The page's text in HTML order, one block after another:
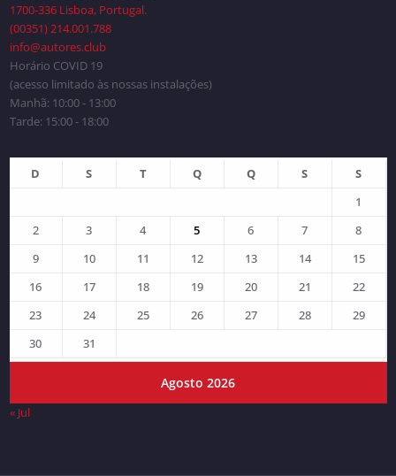
1700-336 Lisboa, Portugal.
(00351) 214.001.788
info@autores.club
Horário COVID 19
(acesso limitado às nossas instalações)
Manhã: 10:00 - 13:00
Tarde: 15:00 - 18:00
Agosto 2026
D S T Q Q S
S
1
2
3 4 5 6 7
8
9
10 11 12 13 14
15
16
17 18 19 20 21
22
23
24 25 26 27 28
29
30
31
« Jul